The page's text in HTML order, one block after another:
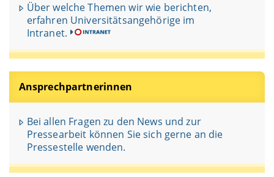
Über welche Themen wir wie berichten,
erfahren Universitätsangehörige im
Intranet.
Ansprechpartnerinnen
Bei allen Fragen zu den News und zur
Pressearbeit können Sie sich gerne an die
Pressestelle wenden.